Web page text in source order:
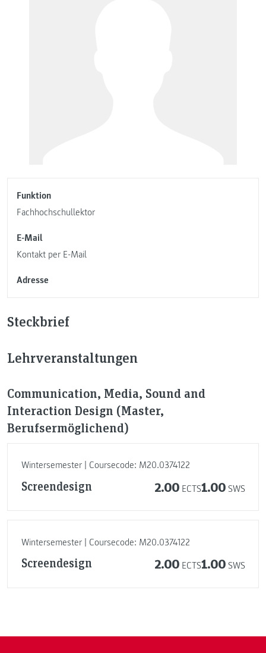
Funktion
Fachhochschullektor
E-Mail
Kontakt per E-Mail
Adresse
Steckbrief
Lehrveranstaltungen
Communication, Media, Sound and
Interaction Design (Master,
Berufsermöglichend)
Wintersemester | Coursecode: M20.0374122
Screendesign 2.00 ECTS1.00 SWS
Wintersemester | Coursecode: M20.0374122
Screendesign 2.00 ECTS1.00 SWS